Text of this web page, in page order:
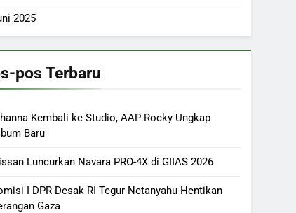
2025
pos Terbaru
Kembali ke Studio, AAP Rocky Ungkap
Baru
Luncurkan Navara PRO-4X di GIIAS 2026
I DPR Desak RI Tegur Netanyahu Hentikan
Gaza